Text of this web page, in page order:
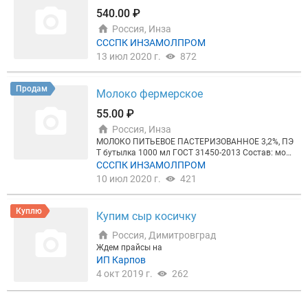
540.00 ₽
Россия, Инза
СССПК ИНЗАМОЛПРОМ
13 июл 2020 г.
872
Продам
Молоко фермерское
55.00 ₽
Россия, Инза
МОЛОКО ПИТЬЕВОЕ ПАСТЕРИЗОВАННОЕ 3,2%, ПЭ
Т бутылка 1000 мл ГОСТ 31450-2013 Состав: мол
око цельное, молоко обезжиренное. Срок хранени
я - 7 суток.
СССПК ИНЗАМОЛПРОМ
10 июл 2020 г.
421
Куплю Купим сыр косичку
Россия, Димитровград
Ждем прайсы на
ИП Карпов
4 окт 2019 г.
262